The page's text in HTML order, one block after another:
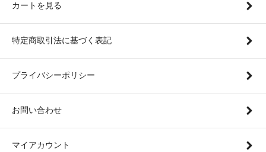
カートを見る
特定商取引法に基づく表記
プライバシーポリシー
お問い合わせ
マイアカウント